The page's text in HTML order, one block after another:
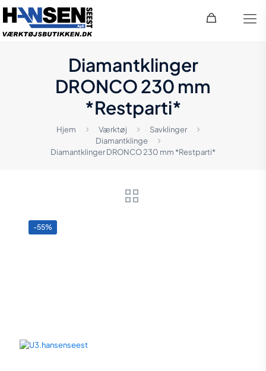
Diamantklinger
DRONCO 230 mm
*Restparti*
Hjem Værktøj
Savklinger
Diamantklinge
Diamantklinger DRONCO 230 mm *Restparti*
-55%